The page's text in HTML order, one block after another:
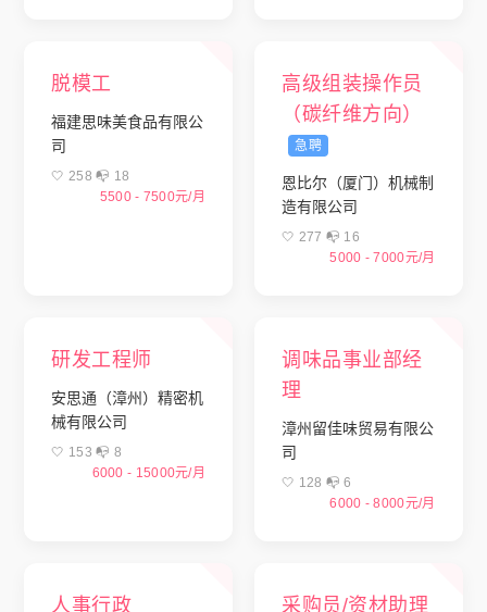
脱模工
福建思味美食品有限公
司
🤍 258 📭︎ 18
5500 - 7500元/月
高级组装操作员
（碳纤维方向）
急聘
恩比尔（厦门）机械制
造有限公司
🤍 277 📭︎ 16
5000 - 7000元/月
研发工程师
安思通（漳州）精密机
械有限公司
🤍 153 📭︎ 8
6000 - 15000元/月
调味品事业部经
理
漳州留佳味贸易有限公
司
🤍 128 📭︎ 6
6000 - 8000元/月
人事行政 采购员/资材助理